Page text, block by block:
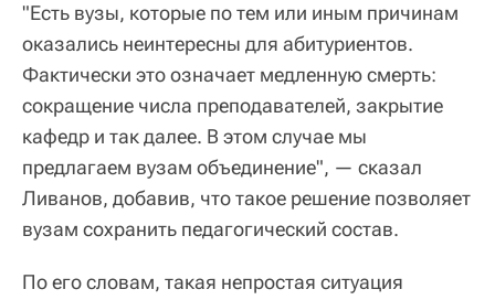
"Есть вузы, которые по тем или иным причинам
оказались неинтересны для абитуриентов.
Фактически это означает медленную смерть:
сокращение числа преподавателей, закрытие
кафедр и так далее. В этом случае мы
предлагаем вузам объединение", — сказал
Ливанов, добавив, что такое решение позволяет
вузам сохранить педагогический состав.
По его словам, такая непростая ситуация